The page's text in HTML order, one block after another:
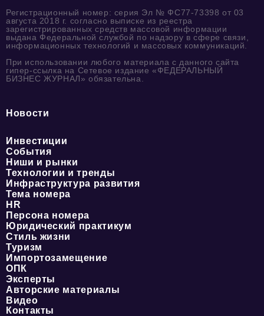
Регистрационный номер: серия Эл № ФС77-73398 от 03
августа 2018 г. согласно выписке из реестра
зарегистрированных средств массовой информации
выдана Федеральной службой по надзору в сфере связи,
информационных технологий и массовых коммуникаций.
При использовании любого материала с данного сайта
гипер-ссылка на Сетевое издание «ФЕДЕРАЛЬНЫЙ
БИЗНЕС ЖУРНАЛ» обязательна.
Новости
Инвестиции
События
Ниши и рынки
Технологии и тренды
Инфраструктура развития
Тема номера
HR
Персона номера
Юридический практикум
Стиль жизни
Туризм
Импортозамещение
ОПК
Эксперты
Авторские материалы
Видео
Контакты